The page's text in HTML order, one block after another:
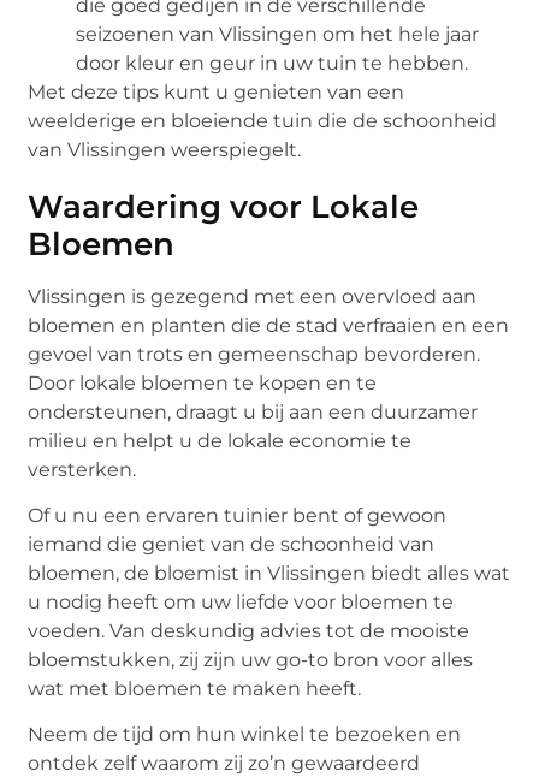
die goed gedijen in de verschillende
seizoenen van Vlissingen om het hele jaar
door kleur en geur in uw tuin te hebben.
Met deze tips kunt u genieten van een
weelderige en bloeiende tuin die de schoonheid
van Vlissingen weerspiegelt.
Waardering voor Lokale
Bloemen
Vlissingen is gezegend met een overvloed aan
bloemen en planten die de stad verfraaien en een
gevoel van trots en gemeenschap bevorderen.
Door lokale bloemen te kopen en te
ondersteunen, draagt u bij aan een duurzamer
milieu en helpt u de lokale economie te
versterken.
Of u nu een ervaren tuinier bent of gewoon
iemand die geniet van de schoonheid van
bloemen, de bloemist in Vlissingen biedt alles wat
u nodig heeft om uw liefde voor bloemen te
voeden. Van deskundig advies tot de mooiste
bloemstukken, zij zijn uw go-to bron voor alles
wat met bloemen te maken heeft.
Neem de tijd om hun winkel te bezoeken en
ontdek zelf waarom zij zo’n gewaardeerd